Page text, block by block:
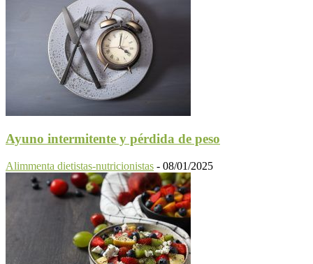
Ayuno intermitente y pérdida de peso
Alimmenta dietistas-nutricionistas - 08/01/2025